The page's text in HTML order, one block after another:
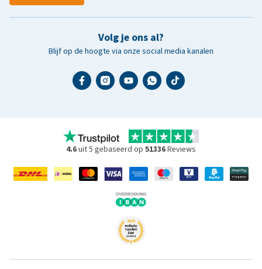
Volg je ons al?
Blijf op de hoogte via onze social media kanalen
4.6uit 5 gebaseerd op 51336Reviews